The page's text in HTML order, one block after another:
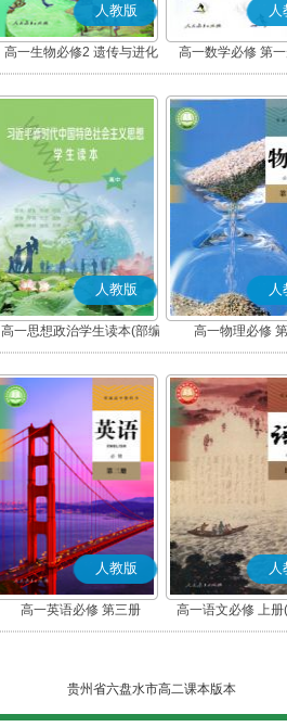
人教版
高一生物必修2 遗传与进化
人
高一数学必修 第
人教版
高一思想政治学生读本(部编
版)
人
高一物理必修
人教版
高一英语必修 第三册
人
高一语文必修 上
贵州省六盘水市高二课本版本